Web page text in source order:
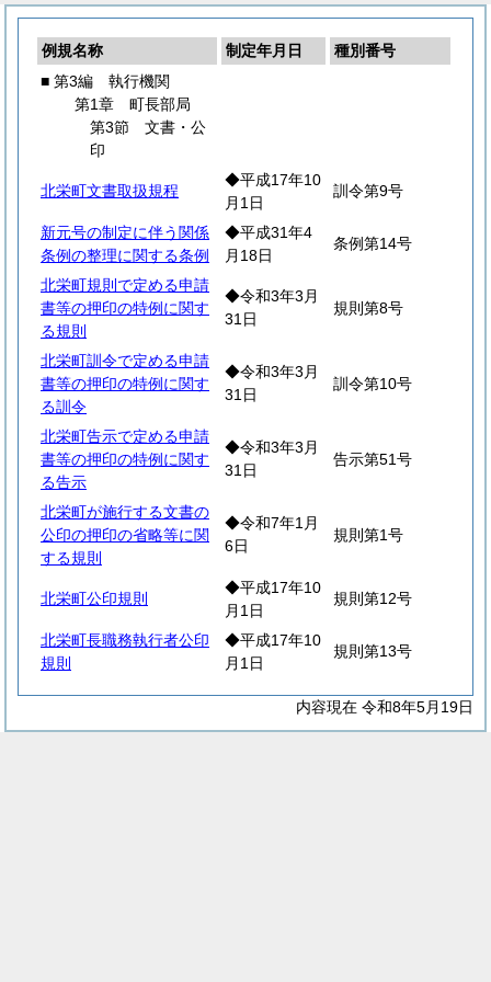
例規名称 制定年月日
種別番号
■ 第3編 執行機関
第1章 町長部局
第3節 文書・公
印
北栄町文書取扱規程
◆平成17年10
月1日
訓令第9号
新元号の制定に伴う関係
条例の整理に関する条例
◆平成31年4
月18日
条例第14号
北栄町規則で定める申請
書等の押印の特例に関す
る規則
◆令和3年3月
31日
規則第8号
北栄町訓令で定める申請
書等の押印の特例に関す
る訓令
◆令和3年3月
31日
訓令第10号
北栄町告示で定める申請
書等の押印の特例に関す
る告示
◆令和3年3月
31日
告示第51号
北栄町が施行する文書の
公印の押印の省略等に関
する規則
◆令和7年1月
6日
規則第1号
北栄町公印規則
◆平成17年10
月1日
規則第12号
北栄町長職務執行者公印
規則
◆平成17年10
月1日
規則第13号
内容現在 令和8年5月19日